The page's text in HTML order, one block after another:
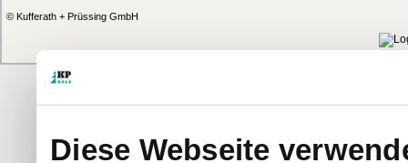
Diese Webseite
© Kufferath + Prüssing GmbH